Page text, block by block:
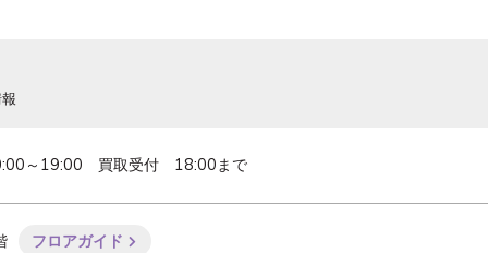
～19:00　買取受付　18:00まで
フロアガイド